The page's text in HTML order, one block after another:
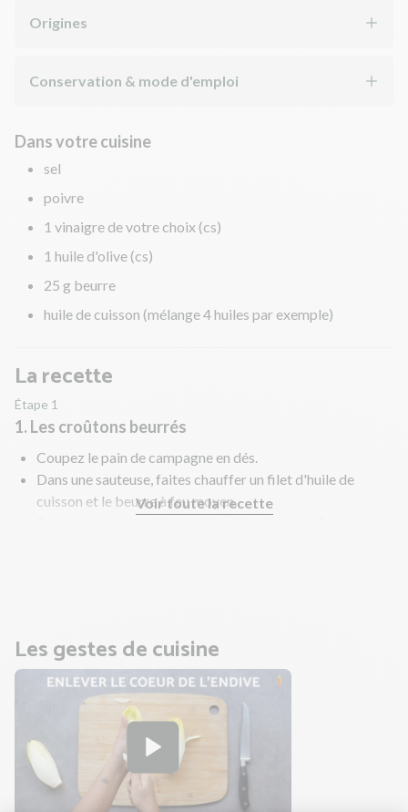
Origines
Conservation & mode d'emploi
Dans votre cuisine
sel
poivre
1 vinaigre de votre choix (cs)
1 huile d'olive (cs)
25 g beurre
huile de cuisson (mélange 4 huiles par exemple)
La recette
Étape 1
1. Les croûtons beurrés
Coupez le pain de campagne en dés.
Dans une sauteuse, faites chauffer un filet d'huile de
cuisson et le beurre à feu moyen.
Voir toute la recette
Les gestes de cuisine